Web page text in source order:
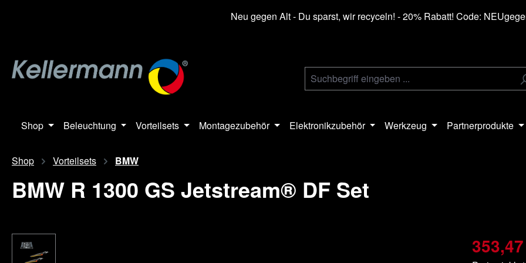
Neu gegen Alt - Du sparst, wir recyceln! - 20% Rabatt! Code:
Shop Beleuchtung Vorteilsets Montagezubehör Elektronikzubehör Werkzeug Partnerprodukte
Shop Vorteilsets BMW
BMW R 1300 GS Jetstream® DF Set
Bildergalerie überspringen